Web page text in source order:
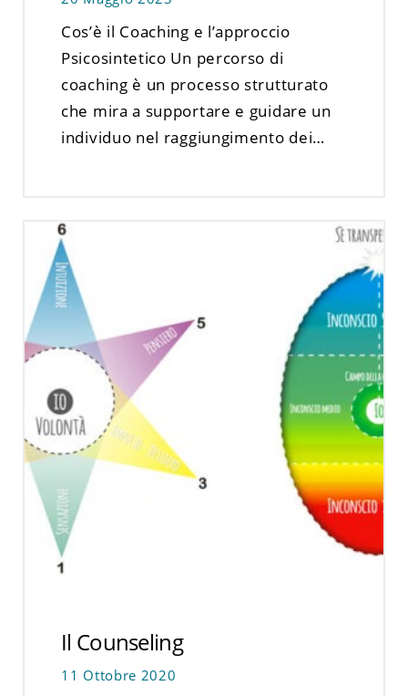
Cos’è il Coaching e l’approccio
Psicosintetico Un percorso di
coaching è un processo strutturato
che mira a supportare e guidare un
individuo nel raggiungimento dei…
Il Counseling
11 Ottobre 2020